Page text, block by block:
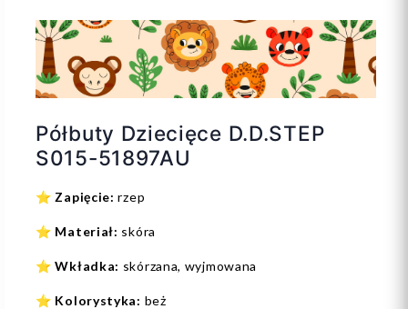
Półbuty Dziecięce D.D.STEP
S015-51897AU
⭐ Zapięcie:rzep
⭐ Materiał: skóra
⭐Wkładka: skórzana, wyjmowana
⭐ Kolorystyka: beż